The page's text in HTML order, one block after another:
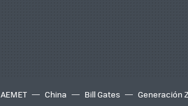
AEMET China Bill Gates Generación Z